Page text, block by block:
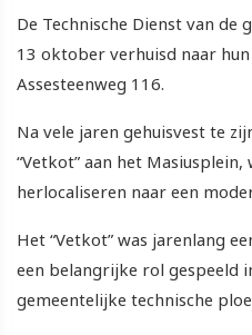
De Technische Dienst van de
13 oktober verhuisd naar
Assesteenweg 116.
Na vele jaren gehuisvest te
“Vetkot” aan het
herlocaliseren naar een
Het “Vetkot” was jarenlang
een belangrijke rol gespeeld
gemeentelijke technische